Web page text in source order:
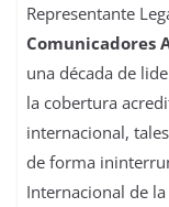
Representante
Comunicadores
una década de
la cobertura
internacional,
de forma
Internacional de